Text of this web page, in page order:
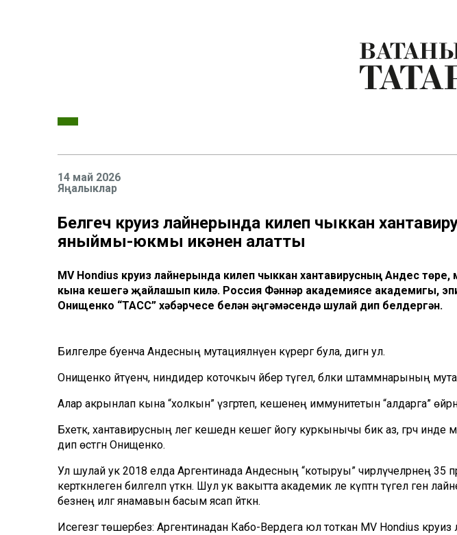
14 май 2026
Яңалыклар
Белгеч круиз лайнерында килеп чыккан
яныймы-юкмы икәнен аңлатты
MV Hondius круиз лайнерында килеп чыккан хантавирусның Андес төре,
кына кешегә җайлашып килә. Россия Фәннәр академиясе академигы,
Онищенко “ТАСС” хәбәрчесе белән әңгәмәсендә шулай дип белдергән.
Билгеләре буенча Андесның мутацияләнүен күрергә була, дигән ул.
Онищенко әйтүенчә, ниндидер коточкыч әйбер түгел, бәлки штаммнарының
Алар акрынлап кына “холкын” үзгәртеп, кешенең иммунитетын “алдарга”
Бәхеткә, хантавирусның әлегә кешедән кешегә йогу куркынычы бик аз, гәрчә
дип өстәгән Онищенко.
Ул шулай ук 2018 елда Аргентинада Андесның “котыруы” чирләүчеләрнең 35
керткәнлеген билгеләп үткән. Шул ук вакытта академик әле күптән түгел генә
безнең илгә янамавын басым ясап әйткән.
Исегезгә төшерәбез: Аргентинадан Кабо-Вердега юл тоткан MV Hondius